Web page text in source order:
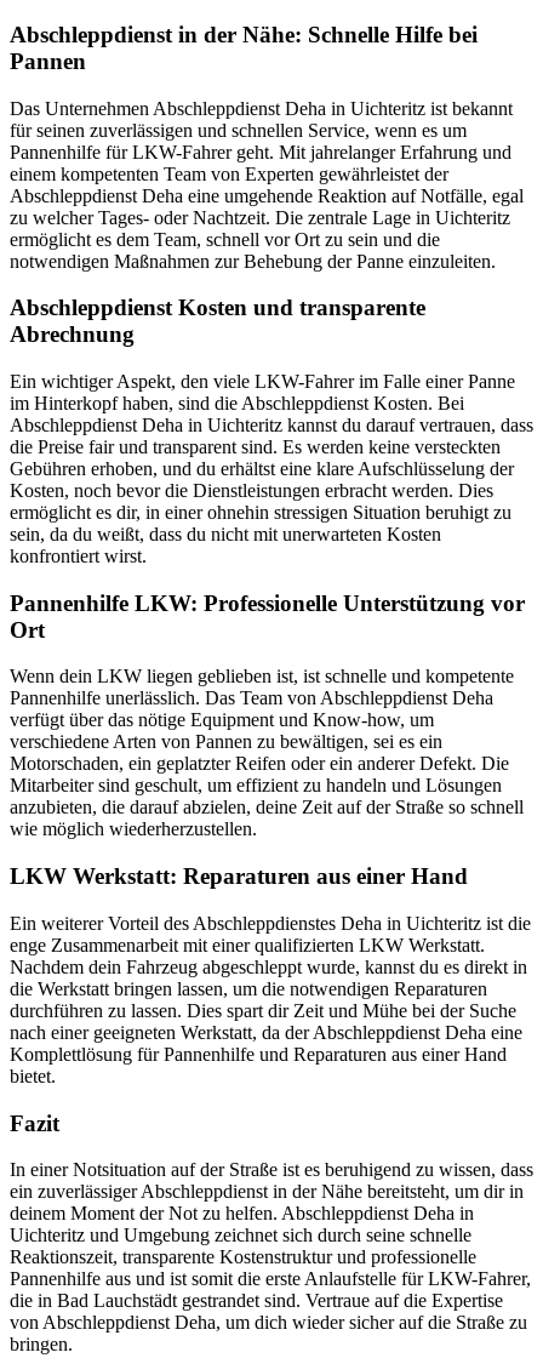
Abschleppdienst in der Nähe: Schnelle Hilfe bei
Pannen
Das Unternehmen Abschleppdienst Deha in Uichteritz ist bekannt
für seinen zuverlässigen und schnellen Service, wenn es um
Pannenhilfe für LKW-Fahrer geht. Mit jahrelanger Erfahrung und
einem kompetenten Team von Experten gewährleistet der
Abschleppdienst Deha eine umgehende Reaktion auf Notfälle, egal
zu welcher Tages- oder Nachtzeit. Die zentrale Lage in Uichteritz
ermöglicht es dem Team, schnell vor Ort zu sein und die
notwendigen Maßnahmen zur Behebung der Panne einzuleiten.
Abschleppdienst Kosten und transparente
Abrechnung
Ein wichtiger Aspekt, den viele LKW-Fahrer im Falle einer Panne
im Hinterkopf haben, sind die Abschleppdienst Kosten. Bei
Abschleppdienst Deha in Uichteritz kannst du darauf vertrauen, dass
die Preise fair und transparent sind. Es werden keine versteckten
Gebühren erhoben, und du erhältst eine klare Aufschlüsselung der
Kosten, noch bevor die Dienstleistungen erbracht werden. Dies
ermöglicht es dir, in einer ohnehin stressigen Situation beruhigt zu
sein, da du weißt, dass du nicht mit unerwarteten Kosten
konfrontiert wirst.
Pannenhilfe LKW: Professionelle Unterstützung vor
Ort
Wenn dein LKW liegen geblieben ist, ist schnelle und kompetente
Pannenhilfe unerlässlich. Das Team von Abschleppdienst Deha
verfügt über das nötige Equipment und Know-how, um
verschiedene Arten von Pannen zu bewältigen, sei es ein
Motorschaden, ein geplatzter Reifen oder ein anderer Defekt. Die
Mitarbeiter sind geschult, um effizient zu handeln und Lösungen
anzubieten, die darauf abzielen, deine Zeit auf der Straße so schnell
wie möglich wiederherzustellen.
LKW Werkstatt: Reparaturen aus einer Hand
Ein weiterer Vorteil des Abschleppdienstes Deha in Uichteritz ist die
enge Zusammenarbeit mit einer qualifizierten LKW Werkstatt.
Nachdem dein Fahrzeug abgeschleppt wurde, kannst du es direkt in
die Werkstatt bringen lassen, um die notwendigen Reparaturen
durchführen zu lassen. Dies spart dir Zeit und Mühe bei der Suche
nach einer geeigneten Werkstatt, da der Abschleppdienst Deha eine
Komplettlösung für Pannenhilfe und Reparaturen aus einer Hand
bietet.
Fazit
In einer Notsituation auf der Straße ist es beruhigend zu wissen, dass
ein zuverlässiger Abschleppdienst in der Nähe bereitsteht, um dir in
deinem Moment der Not zu helfen. Abschleppdienst Deha in
Uichteritz und Umgebung zeichnet sich durch seine schnelle
Reaktionszeit, transparente Kostenstruktur und professionelle
Pannenhilfe aus und ist somit die erste Anlaufstelle für LKW-Fahrer,
die in Bad Lauchstädt gestrandet sind. Vertraue auf die Expertise
von Abschleppdienst Deha, um dich wieder sicher auf die Straße zu
bringen.